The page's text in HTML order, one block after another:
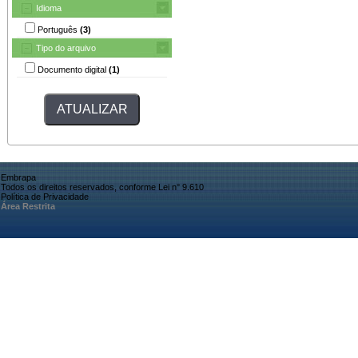
Idioma
Português (3)
Tipo do arquivo
Documento digital (1)
Embrapa
Todos os direitos reservados, conforme Lei n° 9.610
Política de Privacidade
Área Restrita